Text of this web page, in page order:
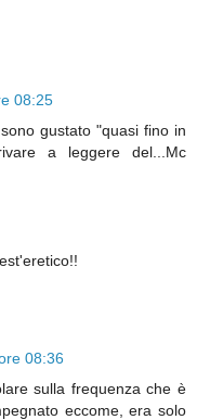
08:25
gustato "quasi fino in
a leggere del...Mc
08:36
sulla frequenza che è
eccome, era solo